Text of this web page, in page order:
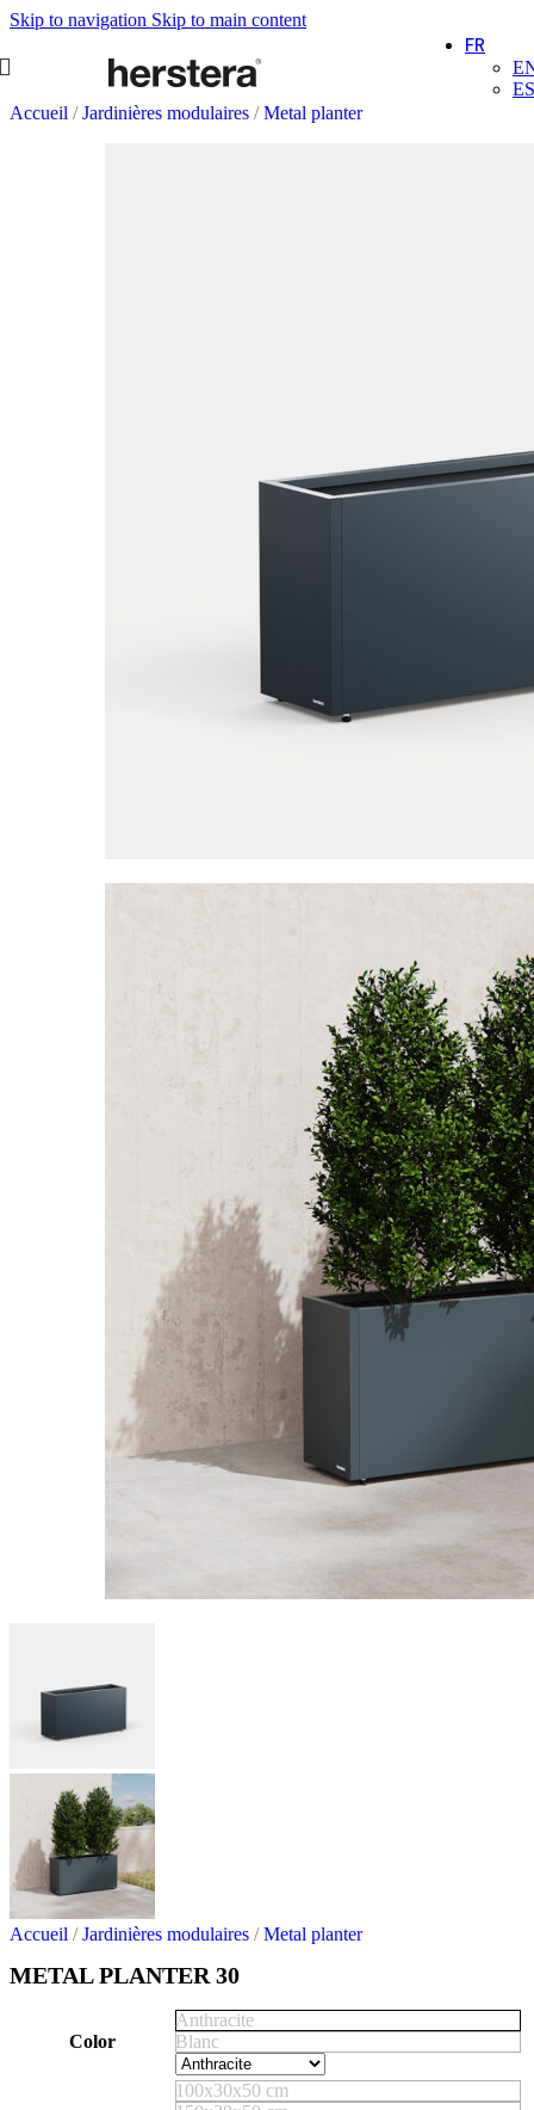
Skip to navigation Skip to main content
FR
ES
Accueil / Jardinières modulaires / Metal planter
Accueil / Jardinières modulaires / Metal planter
METAL PLANTER 30
Color
Anthracite
Blanc
100x30x50 cm